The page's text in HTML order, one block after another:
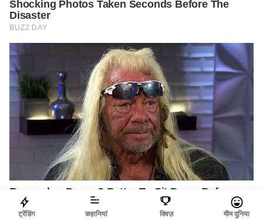
ट्रेंडिंग कहानियां क्विज़ मीम दुनिया